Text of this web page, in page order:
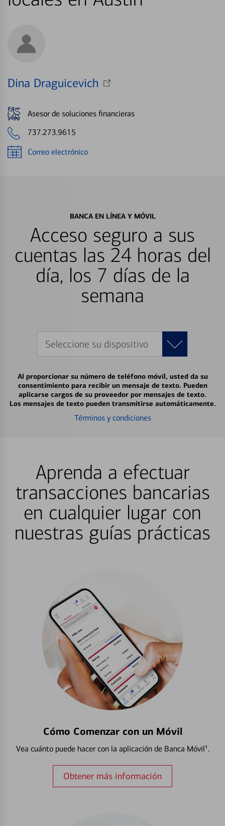
Dina Draguicevich
Asesor de soluciones financieras
737.273.9615
Correo electrónico
BANCA EN LÍNEA Y MÓVIL
Acceso seguro a sus
cuentas las 24 horas del
día, los 7 días de la
semana
Seleccione su dispositivo
Al proporcionar su número de teléfono móvil, usted da su
consentimiento para recibir un mensaje de texto. Pueden
aplicarse cargos de su proveedor por mensajes de texto.
Los mensajes de texto pueden transmitirse automáticamente.
Términos y condiciones
Aprenda a efectuar
transacciones bancarias
en cualquier lugar con
nuestras guías prácticas
Cómo Comenzar con un Móvil
Vea cuánto puede hacer con la aplicación de Banca Móvil¹.
Obtener más información